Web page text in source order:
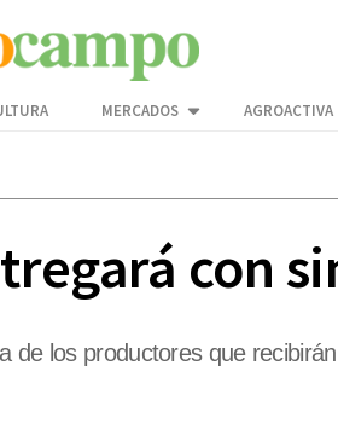
MERCADOS AGROACTIVA
con
de los productores que